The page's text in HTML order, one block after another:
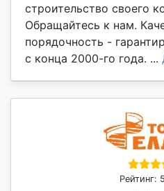
строительство своего
Обращайтесь к нам.
порядочность -
с конца 2000-го года. ...
Рейтинг: